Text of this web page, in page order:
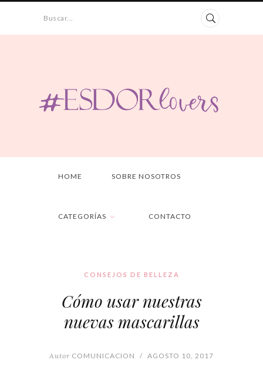
Buscar...
HOME SOBRE NOSOTROS
CATEGORÍAS CONTACTO
CONSEJOS DE BELLEZA
Cómo usar nuestras
nuevas mascarillas
Autor COMUNICACION / AGOSTO 10, 2017